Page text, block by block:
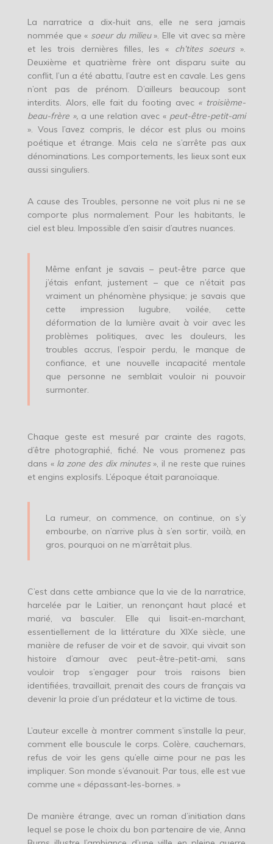
La narratrice a dix-huit ans, elle ne sera jamais
nommée que « soeur du milieu». Elle vit avec sa mère
et les trois dernières filles, les « ch’tites soeurs».
Deuxième et quatrième frère ont disparu suite au
conflit, l’un a été abattu, l’autre est en cavale. Les gens
n’ont pas de prénom. D’ailleurs beaucoup sont
interdits. Alors, elle fait du footing avec « troisième-
beau-frère »,a une relation avec « peut-être-petit-ami
». Vous l’avez compris, le décor est plus ou moins
poétique et étrange. Mais cela ne s’arrête pas aux
dénominations. Les comportements, les lieux sont eux
aussi singuliers.
A cause des Troubles, personne ne voit plus ni ne se
comporte plus normalement. Pour les habitants, le
ciel est bleu. Impossible d’en saisir d’autres nuances.
Même enfant je savais – peut-être parce que
j’étais enfant, justement – que ce n’était pas
vraiment un phénomène physique; je savais que
cette impression lugubre, voilée, cette
déformation de la lumière avait à voir avec les
problèmes politiques, avec les douleurs, les
troubles accrus, l’espoir perdu, le manque de
confiance, et une nouvelle incapacité mentale
que personne ne semblait vouloir ni pouvoir
surmonter.
Chaque geste est mesuré par crainte des ragots,
d’être photographié, fiché. Ne vous promenez pas
dans «la zone des dix minutes», il ne reste que ruines
et engins explosifs. L’époque était paranoïaque.
La rumeur, on commence, on continue, on s’y
embourbe, on n’arrive plus à s’en sortir, voilà, en
gros, pourquoi on ne m’arrêtait plus.
C’est dans cette ambiance que la vie de la narratrice,
harcelée par le Laitier, un renonçant haut placé et
marié, va basculer. Elle qui lisait-en-marchant,
essentiellement de la littérature du XIXe siècle, une
manière de refuser de voir et de savoir, qui vivait son
histoire d’amour avec peut-être-petit-ami, sans
vouloir trop s’engager pour trois raisons bien
identifiées, travaillait, prenait des cours de français va
devenir la proie d’un prédateur et la victime de tous.
L’auteur excelle à montrer comment s’installe la peur,
comment elle bouscule le corps. Colère, cauchemars,
refus de voir les gens qu’elle aime pour ne pas les
impliquer. Son monde s’évanouit. Par tous, elle est vue
comme une « dépassant-les-bornes. »
De manière étrange, avec un roman d’initiation dans
lequel se pose le choix du bon partenaire de vie, Anna